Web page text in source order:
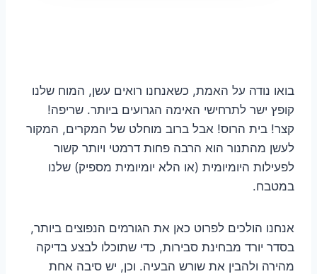
בואו נודה על האמת, כשאנחנו רואים עשן, המוח שלנו
קופץ ישר לתרחישי האימה הגרועים ביותר. שריפה!
קצר! בית הרוס! אבל ברוב מוחלט של המקרים, המקור
לעשן מהתנור הוא הרבה פחות דרמטי ויותר קשור
לפעילות היומיומית (או הלא יומיומית מספיק) שלנו
במטבח.
אנחנו הולכים לפרוט כאן את הגורמים הנפוצים ביותר,
בסדר יורד מבחינת סבירות, כדי שתוכלו לבצע בדיקה
מהירה ולהבין את שורש הבעיה. וכן, יש סיבה אחת